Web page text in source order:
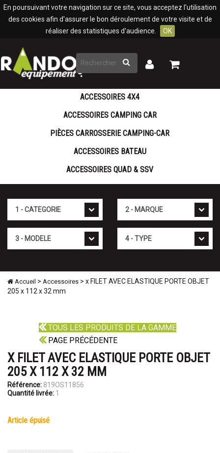
En poursuivant votre navigation sur ce site, vous acceptez l'utilisation
des cookies afin d'assurer le bon déroulement de votre visite et de
réaliser des statistiques d'audience.
OK
Rechercher
Mon
Mon
ACCESSOIRES 4X4
ACCESSOIRES CAMPING CAR
PIÈCES CARROSSERIE CAMPING-CAR
ACCESSOIRES BATEAU
ACCESSOIRES QUAD & SSV
Accueil > Accessoires > x FILET AVEC ELASTIQUE PORTE OBJET
205 x 112 x 32 mm
TOUS LES PRODUITS DE LA GAMME
PAGE PRÉCÉDENTE
X FILET AVEC ELASTIQUE PORTE OBJET
205 X 112 X 32 MM
Référence: 819OS11856
Quantité livrée: 1
article épuisé
Panneau de gestion des cookies